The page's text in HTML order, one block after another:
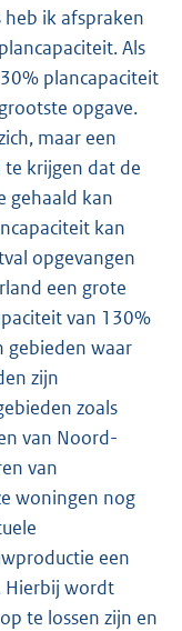
ik afspraken
Als
plancapaciteit
opgave.
maar een
krijgen dat de
gehaald kan
kan
opgevangen
een grote
van 130%
gebieden waar
zijn
zoals
van Noord-
van
woningen nog
een
Hierbij wordt
te lossen zijn en